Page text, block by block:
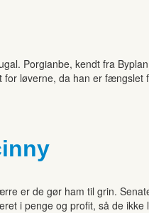
Porgianbe, kendt fra
for løverne, da han er
er de gør ham til grin.
i penge og profit, så de